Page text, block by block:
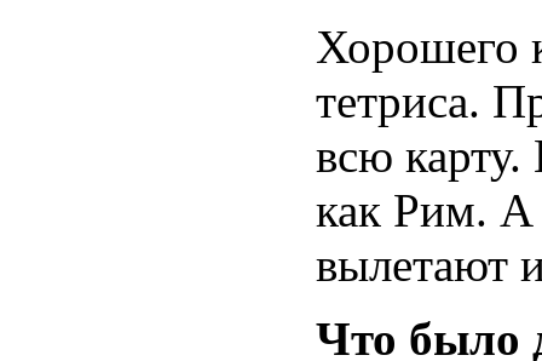
Хорошего
тетриса.
всю карту.
как Рим.
вылетают
Что было